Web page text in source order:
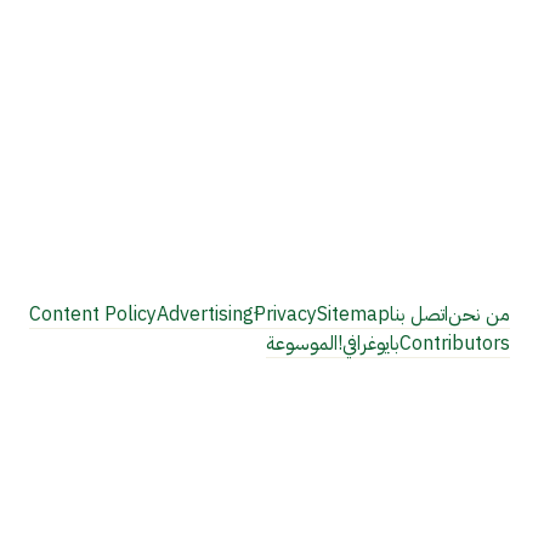
من نحناتصل بناSitemap
Privacy
ِAdvertising
Content Policy
Contributorsبايوغرافي!الموسوعة